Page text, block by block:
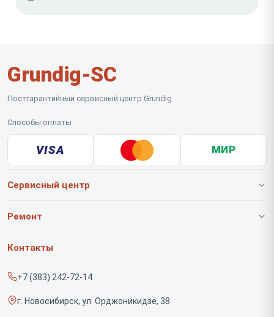
Grundig-SC
Постгарантийный сервисный центр Grundig
Способы оплаты
VISA МИР
Сервисный центр
О нашем сервисе
Срочный ремонт
Доставка и способы оплаты
Ремонт
Роботов-пылесосов
Контакты
+7 (383) 242-72-14
г. Новосибирск, ул. Орджоникидзе, 38